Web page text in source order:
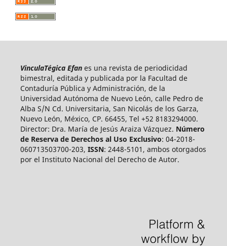
VinculaTégica Efanes una revista de periodicidad
bimestral, editada y publicada por la Facultad de
Contaduría Pública y Administración, de la
Universidad Autónoma de Nuevo León, calle Pedro de
Alba S/N Cd. Universitaria, San Nicolás de los Garza,
Nuevo León, México, CP. 66455, Tel +52 8183294000.
Director: Dra. María de Jesús Araiza Vázquez. Número
de Reserva de Derechos al Uso Exclusivo: 04-2018-
060713503700-203, ISSN: 2448-5101, ambos otorgados
por el Instituto Nacional del Derecho de Autor.